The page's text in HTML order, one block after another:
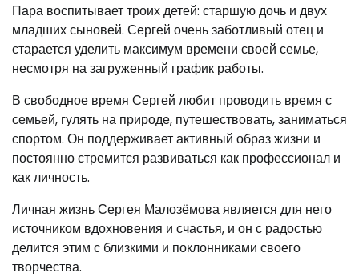
Пара воспитывает троих детей: старшую дочь и двух
младших сыновей. Сергей очень заботливый отец и
старается уделить максимум времени своей семье,
несмотря на загруженный график работы.
В свободное время Сергей любит проводить время с
семьей, гулять на природе, путешествовать, заниматься
спортом. Он поддерживает активный образ жизни и
постоянно стремится развиваться как профессионал и
как личность.
Личная жизнь Сергея Малозёмова является для него
источником вдохновения и счастья, и он с радостью
делится этим с близкими и поклонниками своего
творчества.